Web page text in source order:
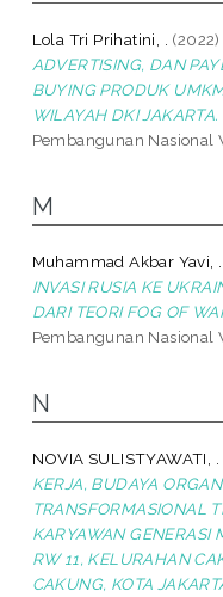
Lola Tri Prihatini, . (2022)
ADVERTISING, DAN
BUYING PRODUK
WILAYAH DKI JAKARTA.
Pembangunan Nasional
M
Muhammad Akbar Yavi, .
INVASI RUSIA KE
DARI TEORI FOG OF
Pembangunan Nasional
N
NOVIA SULISTYAWATI, .
KERJA, BUDAYA
TRANSFORMASIONAL
KARYAWAN GENERASI
RW 11, KELURAHAN
CAKUNG, KOTA